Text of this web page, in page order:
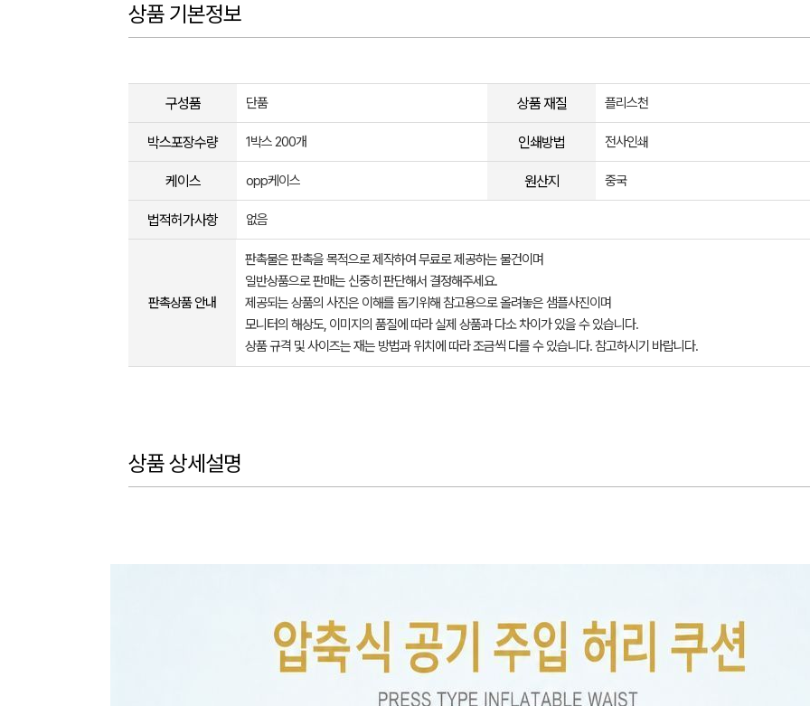
상품 기본정보
구성품 단품 상품 재질 플리스천
박스포장수량 1박스 200개 인쇄방법 전사인쇄
케이스 opp케이스 원산지 중국
법적허가사항 없음
판촉상품 안내
판촉물은 판촉을 목적으로 제작하여 무료로 제공하는 물건이며
일반상품으로 판매는 신중히 판단해서 결정해주세요.
제공되는 상품의 사진은 이해를 돕기위해 참고용으로 올려놓은 샘플사진이며
모니터의 해상도, 이미지의 품질에 따라 실제 상품과 다소 차이가 있을 수 있습니다.
상품 규격 및 사이즈는 재는 방법과 위치에 따라 조금씩 다를 수 있습니다. 참고하시기 바랍니다.
상품 상세설명